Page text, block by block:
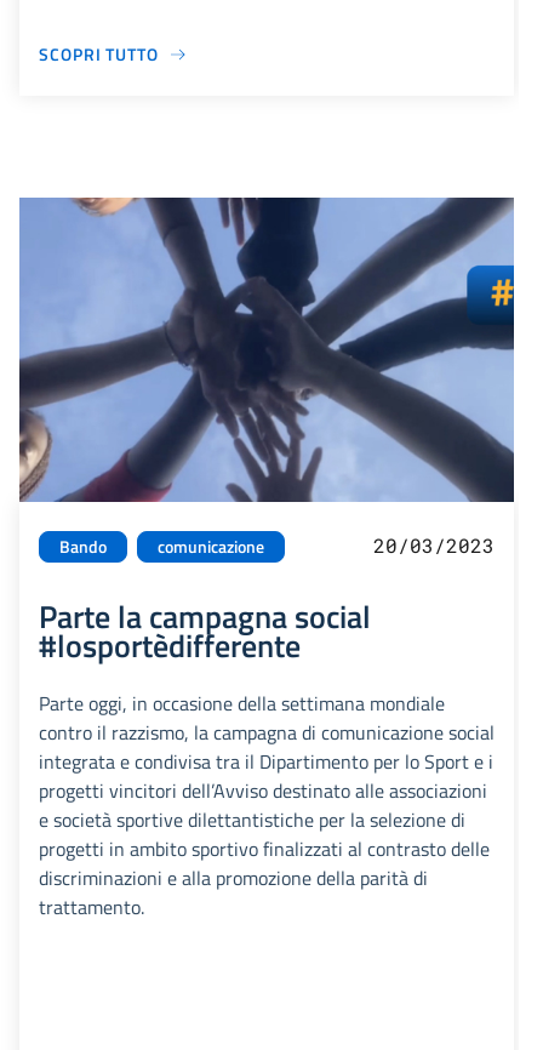
SCOPRI TUTTO
Bando comunicazione 20/03/2023
Parte la campagna social
#losportèdifferente
Parte oggi, in occasione della settimana mondiale
contro il razzismo, la campagna di comunicazione social
integrata e condivisa tra il Dipartimento per lo Sport e i
progetti vincitori dell’Avviso destinato alle associazioni
e società sportive dilettantistiche per la selezione di
progetti in ambito sportivo finalizzati al contrasto delle
discriminazioni e alla promozione della parità di
trattamento.